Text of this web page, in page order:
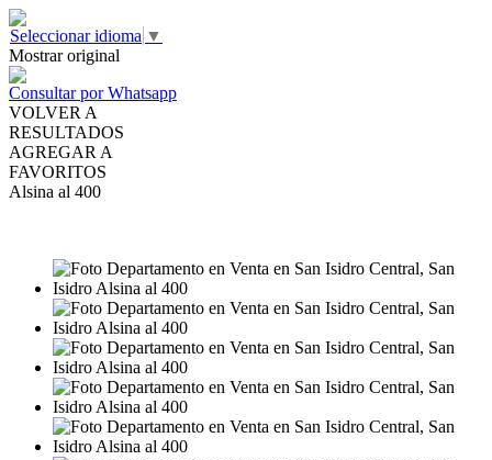
Seleccionar idioma ▼
Mostrar original
Consultar por Whatsapp
VOLVER A
RESULTADOS
AGREGAR A
FAVORITOS
Alsina al 400